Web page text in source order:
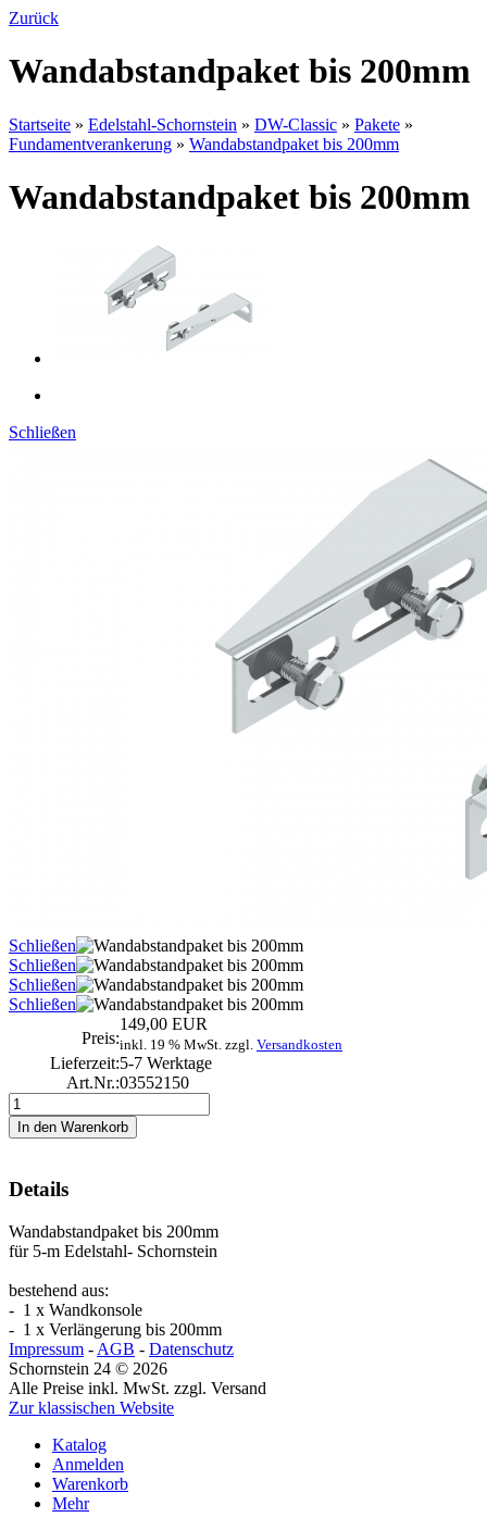
Zurück
Wandabstandpaket bis 200mm
Startseite » Edelstahl-Schornstein » DW-Classic » Pakete »
Fundamentverankerung » Wandabstandpaket bis 200mm
Wandabstandpaket bis 200mm
Schließen
Schließen
Schließen
Schließen
Schließen
Preis:
149,00 EUR
inkl. 19 % MwSt. zzgl. Versandkosten
Lieferzeit:5-7 Werktage
Art.Nr.:03552150
Details
Wandabstandpaket bis 200mm
für 5-m Edelstahl- Schornstein
bestehend aus:
- 1 x Wandkonsole
- 1 x Verlängerung bis 200mm
Impressum - AGB - Datenschutz
Schornstein 24 © 2026
Alle Preise inkl. MwSt. zzgl. Versand
Zur klassischen Website
Katalog
Anmelden
Warenkorb
Mehr